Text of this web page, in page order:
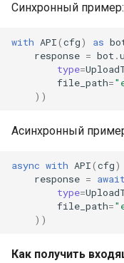
Синхронный пример:
with API(cfg) as
response = bot .
type=
file_path=
))
Асинхронный
async with API(cfg)
response = await
type=
file_path=
))
Как получить